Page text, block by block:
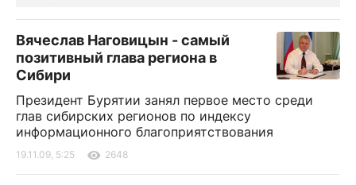
Вячеслав Наговицын - самый
позитивный глава региона в
Сибири
Президент Бурятии занял первое место среди
глав сибирских регионов по индексу
информационного благоприятствования
19.11.09, 5:25 2648